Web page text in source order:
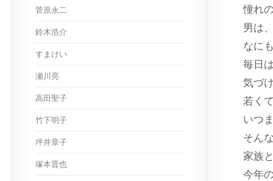
憧れ
男は
なに
毎日
気づ
若く
いつ
そん
家族
今年
菅原永二
鈴木浩介
すまけい
瀬川亮
高田聖子
竹下明子
坪井章子
塚本晋也